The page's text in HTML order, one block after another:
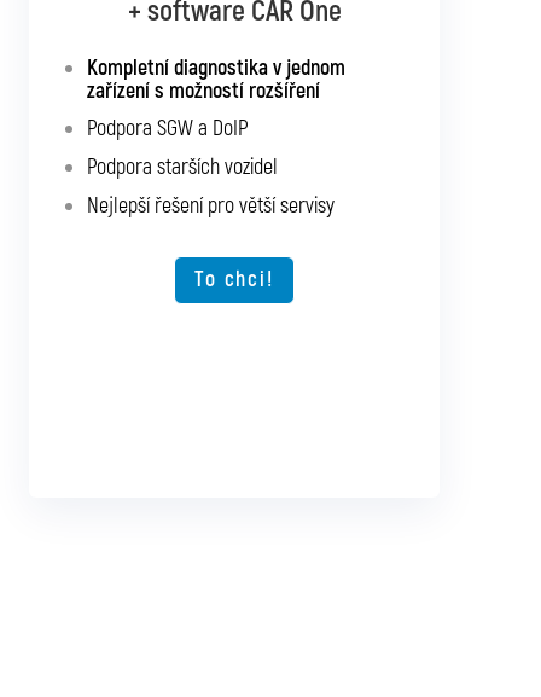
+ software CAR One
Kompletní diagnostika v jednom
zařízení s možností rozšíření
Podpora SGW a DoIP
Podpora starších vozidel
Nejlepší řešení pro větší servisy
To chci!
+ software CAR Multibrand
Kompletní diagnostika pro všechna
osobní a užitková vozidla
Podpora SGW a DoIP
Podpora starších vozidel
Možnost rozšíření o další typy vozidel